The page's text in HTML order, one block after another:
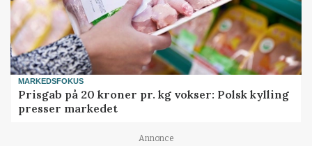
MARKEDSFOKUS
Prisgab på 20 kroner pr. kg vokser: Polsk kylling
presser markedet
Annonce